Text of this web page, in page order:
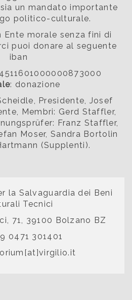
un mandato importante
politico-culturale.
Ente morale senza fini di
puoi donare al seguente
iban
: donazione
Presidente, Josef
Membri: Gerd Staffler,
Franz Staffler,
Moser, Sandra Bortolin
(Supplenti).
la Salvaguardia dei Beni
Tecnici
71, 39100 Bolzano BZ
0471 301401